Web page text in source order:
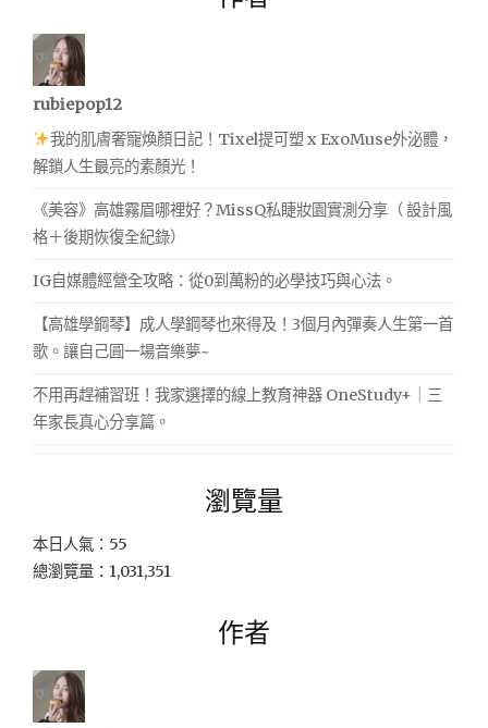
rubiepop12
我的肌膚奢寵煥顏日記！Tixel提可塑 x ExoMuse外泌體，
解鎖人生最亮的素顏光！
《美容》高雄霧眉哪裡好？MissQ私睫妝園實測分享（ 設計風
格＋後期恢復全紀錄）
IG自媒體經營全攻略：從0到萬粉的必學技巧與心法。
【高雄學鋼琴】成人學鋼琴也來得及！3個月內彈奏人生第一首
歌。讓自己圓一場音樂夢~
不用再趕補習班！我家選擇的線上教育神器 OneStudy+｜三
年家長真心分享篇。
瀏覽量
本日人氣：55
總瀏覽量：1,031,351
作者